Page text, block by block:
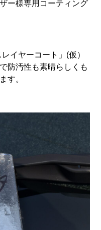
ー様専用コーティング
イヤーコート」(仮）
防汚性も素晴らしくも
す。